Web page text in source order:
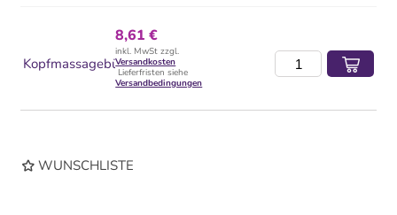
Kopfmassagebürste
8,61 €
inkl. MwSt zzgl.
Versandkosten
Lieferfristen siehe
Versandbedingungen
WUNSCHLISTE